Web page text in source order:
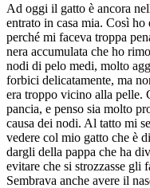
Ad oggi il gatto è ancora
entrato in casa mia. Così
perché mi faceva troppa
nera accumulata che ho
nodi di pelo medi, molto
forbici delicatamente, ma
era troppo vicino alla pelle.
pancia, e penso sia molto
causa dei nodi. Al tatto mi
vedere col mio gatto che è
dargli della pappa che ha
evitare che si strozzasse gli
Sembrava anche avere il